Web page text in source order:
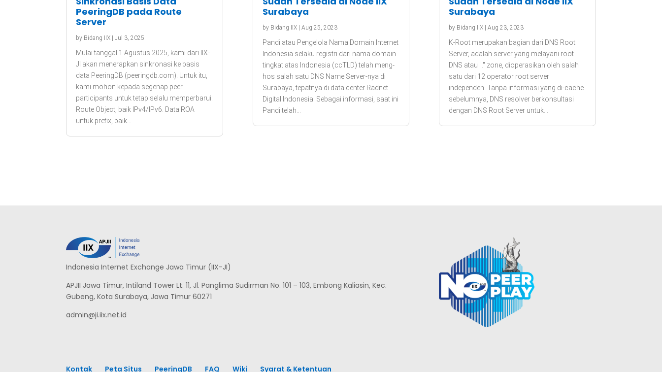
PeeringDB pada Route
Server
by Bidang IIX |Jul 3, 2025
Mulai tanggal 1 Agustus 2025, kami dari IIX-
JI akan menerapkan sinkronasi ke basis
data PeeringDB (peeringdb.com). Untuk itu,
kami mohon kepada segenap peer
participants untuk tetap selalu memperbarui:
Route Object, baik IPv4/IPv6. Data ROA
untuk prefix, baik...
Surabaya
by Bidang IIX| Aug 25, 2023
Pandi atau Pengelola Nama Domain Internet
Indonesia selaku registri dari nama domain
tingkat atas Indonesia (ccTLD) telah meng-
hos salah satu DNS Name Server-nya di
Surabaya, tepatnya di data center Radnet
Digital Indonesia. Sebagai informasi, saat ini
Pandi telah...
Surabaya
by Bidang IIX| Aug 23, 2023
K-Root merupakan bagian dari DNS Root
Server, adalah server yang melayani root
DNS atau "." zone, dioperasikan oleh salah
satu dari 12 operator root server
independen. Tanpa informasi yang di-cache
sebelumnya, DNS resolver berkonsultasi
dengan DNS Root Server untuk...
Indonesia Internet Exchange Jawa Timur (IIX-JI)
APJII Jawa Timur, Intiland Tower Lt. 11, Jl. Panglima Sudirman No. 101 – 103, Embong Kaliasin, Kec.
Gubeng, Kota Surabaya, Jawa Timur 60271
admin@ji.iix.net.id
Kontak Peta Situs PeeringDB FAQ Wiki Syarat & Ketentuan